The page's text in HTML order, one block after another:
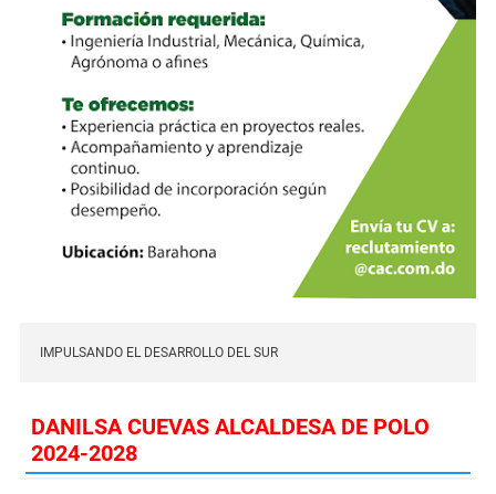
IMPULSANDO EL DESARROLLO DEL SUR
DANILSA CUEVAS ALCALDESA DE POLO
2024-2028